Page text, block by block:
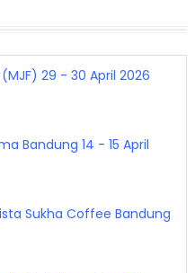
29 - 30 April 2026
Bandung 14 - 15 April
Sukha Coffee Bandung